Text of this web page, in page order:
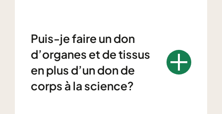
Puis-je faire un don
d’organes et de tissus
en plus d’un don de
corps à la science?